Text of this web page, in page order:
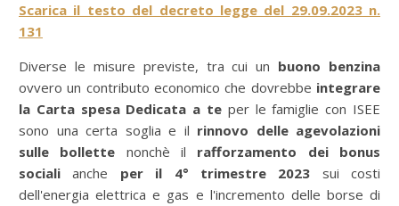
Scarica il testo del decreto legge del 29.09.2023 n.
131
Diverse le misure previste, tra cui un buono benzina
ovvero un contributo economico che dovrebbe integrare
la Carta spesa Dedicata a te per le famiglie con ISEE
sono una certa soglia e il rinnovo delle agevolazioni
sulle bollette nonchè il rafforzamento dei bonus
sociali anche per il 4° trimestre 2023 sui costi
dell'energia elettrica e gas e l'incremento delle borse di